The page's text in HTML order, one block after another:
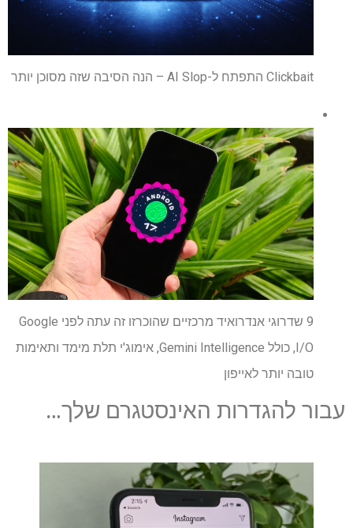
Clickbait התפתח ל-AI Slop – הנה הסיבה שזה מסוכן יותר
9 שדרוגי אנדרואיד מרכזיים שהוכרזו זה עתה לפני Google
I/O, כולל Gemini Intelligence, אימוג'י תלת מימד ותאימות
טובה יותר לאייפון
עבור להגדרות האינסטגרם שלך…